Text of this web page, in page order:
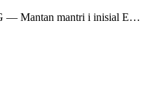
— Mantan mantri i inisial E…